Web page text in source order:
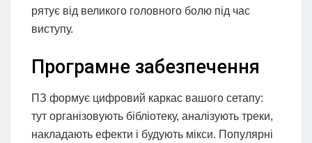
рятує від великого головного болю під час
виступу.
Програмне забезпечення
ПЗ формує цифровий каркас вашого сетапу:
тут організовують бібліотеку, аналізують треки,
накладають ефекти і будують мікси. Популярні